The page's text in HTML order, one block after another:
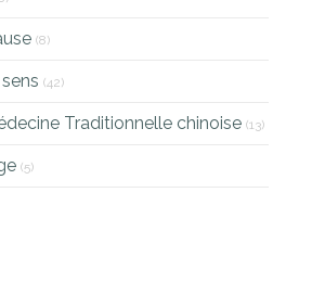
(8)
(42)
Traditionnelle chinoise (13)
(5)